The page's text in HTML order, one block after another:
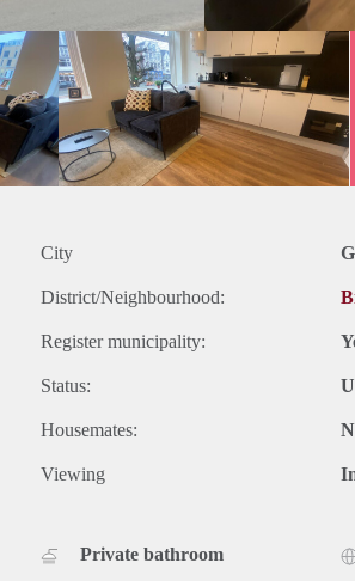
helaas niet in behandeling nemen. De
uitgenodigd voor de eerste selectie.
nodigen doorgaans circa 5 kandidaten uit
beantwoorden of uitnodigen.
City
District/Neighbourhood:
Register municipality:
Status:
Housemates:
Viewing
Private bathroom